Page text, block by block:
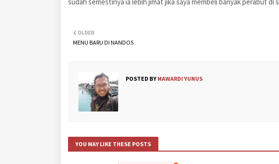
OLDER
MENU BARU DI NANDOS
POSTED BY MAWARDI YUNUS
YOU MAY LIKE THESE POSTS